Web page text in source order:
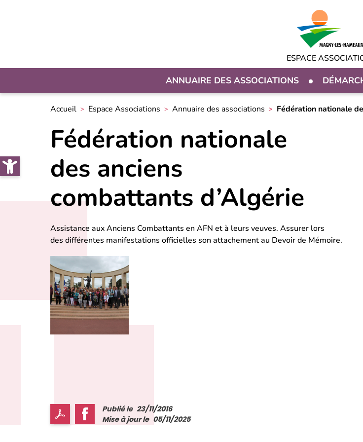
Open toolbar
ESPACE
ANNUAIRE DES ASSOCIATIONS
Accueil Espace Associations Annuaire des associations Fédération nationale
Fédération nationale
des anciens
combattants d’Algérie
Assistance aux Anciens Combattants en AFN et à leurs veuves. Assurer lors
des différentes manifestations officielles son attachement au Devoir de Mémoire.
Publié le 23/11/2016
Mise à jour le 05/11/2025